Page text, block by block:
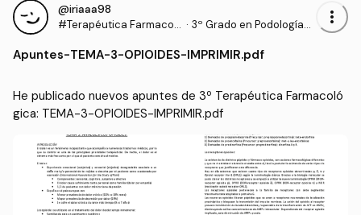
@iriaaa98
#Terapéutica Farmacol
· 3º Grado en Podología
more_vert
Apuntes-TEMA-3-OPIOIDES-IMPRIMIR.pdf
He publicado nuevos apuntes de 3º Terapéutica Farmacoló
gica: TEMA-3-OPIOIDES-IMPRIMIR.pdf